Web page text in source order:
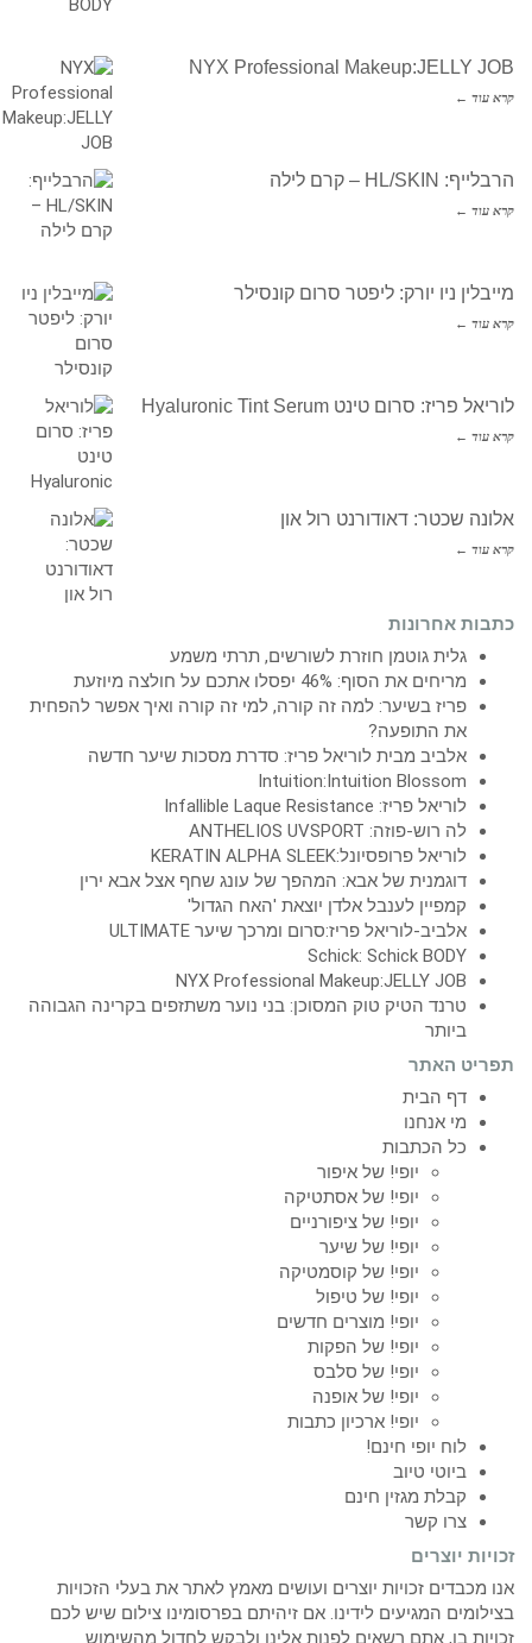
NYX Professional Makeup:JELLY JOB
קרא עוד ←
הרבלייף: HL/SKIN – קרם לילה
קרא עוד ←
מייבלין ניו יורק: ליפטר סרום קונסילר
קרא עוד ←
לוריאל פריז: סרום טינט Hyaluronic Tint Serum
קרא עוד ←
אלונה שכטר: דאודורנט רול און
קרא עוד ←
כתבות אחרונות
גלית גוטמן חוזרת לשורשים, תרתי משמע
מריחים את הסוף: 46% יפסלו אתכם על חולצה מיוזעת
פריז בשיער: למה זה קורה, למי זה קורה ואיך אפשר להפחית
את התופעה?
אלביב מבית לוריאל פריז: סדרת מסכות שיער חדשה
Intuition:Intuition Blossom
לוריאל פריז: Infallible Laque Resistance
לה רוש-פוזה: ANTHELIOS UVSPORT
לוריאל פרופסיונל:KERATIN ALPHA SLEEK
דוגמנית של אבא: המהפך של עונג שחף אצל אבא ירין
קמפיין לענבל אלדן יוצאת 'האח הגדול'
אלביב-לוריאל פריז:סרום ומרכך שיער ULTIMATE
Schick: Schick BODY
NYX Professional Makeup:JELLY JOB
טרנד הטיק טוק המסוכן: בני נוער משתזפים בקרינה הגבוהה
ביותר
תפריט האתר
דף הבית
מי אנחנו
כל הכתבות
יופי! של איפור
יופי! של אסתטיקה
יופי! של ציפורניים
יופי! של שיער
יופי! של קוסמטיקה
יופי! של טיפול
יופי! מוצרים חדשים
יופי! של הפקות
יופי! של סלבס
יופי! של אופנה
יופי! ארכיון כתבות
לוח יופי חינם!
ביוטי טיוב
קבלת מגזין חינם
צרו קשר
זכויות יוצרים
אנו מכבדים זכויות יוצרים ועושים מאמץ לאתר את בעלי הזכויות
בצילומים המגיעים לידינו. אם זיהיתם בפרסומינו צילום שיש לכם
זכויות בו, אתם רשאים לפנות אלינו ולבקש לחדול מהשימוש